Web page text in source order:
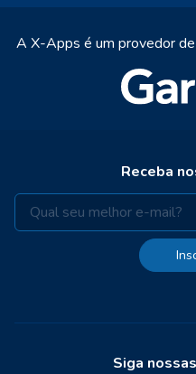
A X-Apps é um provedor
Receba
Siga